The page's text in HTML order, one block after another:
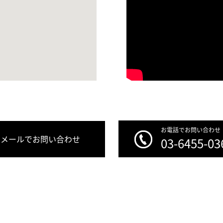
メールでお問い合わせ
お電話でお問い合わせ
03-6455-